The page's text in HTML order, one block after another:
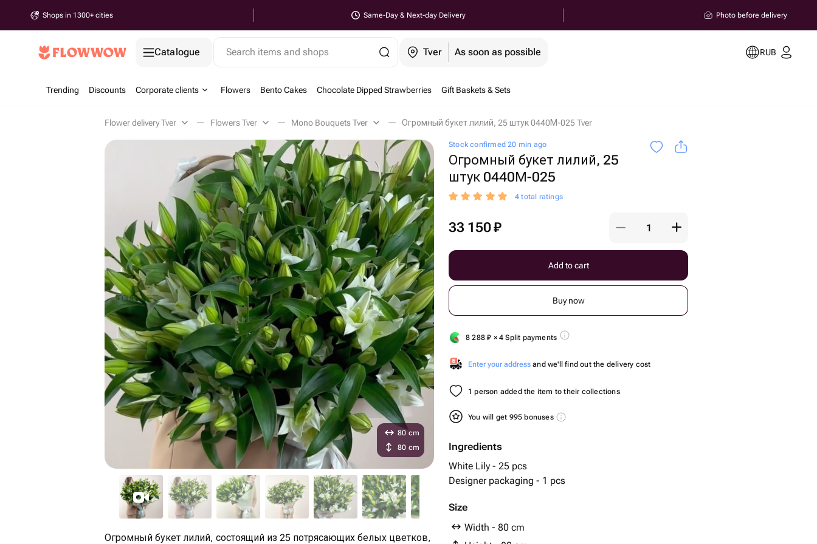
Shops in 1300+ cities Same-Day & Next-day Delivery Photo before delivery
Catalogue Search items and shops Tver As soon as possible RUB
Trending Discounts Corporate clients Flowers Bento Cakes Chocolate Dipped Strawberries Gift Baskets & Sets
Flower delivery Tver Flowers Tver Mono Bouquets Tver Огромный букет лилий, 25 штук 0440М-025 Tver
Stock confirmed 20 min ago
Огромный букет лилий, 25
штук 0440М-025
4 total ratings
33 150₽
Add to cart
Buy now
8 288₽ × 4 Split payments
Enter your address and we'll find out the delivery cost
1 person added the item to their collections
You will get 995 bonuses
Ingredients
White Lily - 25 pcs
Designer packaging - 1 pcs
Size
Width - 80 cm
80 cm
80 cm
Огромный букет лилий, состоящий из 25 потрясающих белых цветков,